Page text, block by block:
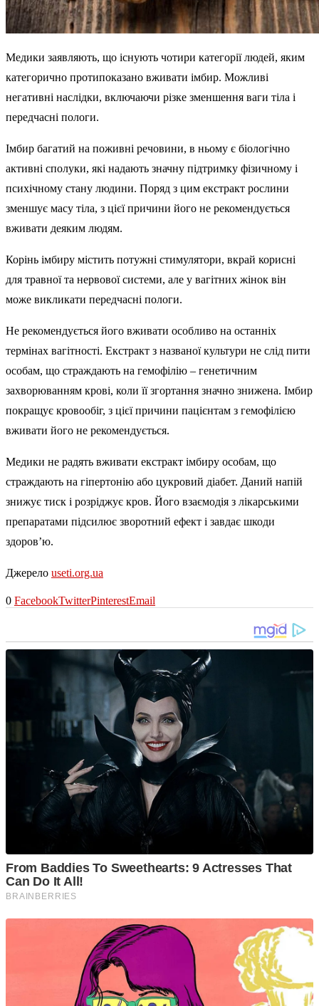
Медики заявляють, що існують чотири категорії людей, яким
категорично протипоказано вживати імбир. Можливі
негативні наслідки, включаючи різке зменшення ваги тіла і
передчасні пологи.
Імбир багатий на поживні речовини, в ньому є біологічно
активні сполуки, які надають значну підтримку фізичному і
психічному стану людини. Поряд з цим екстракт рослини
зменшує масу тіла, з цієї причини його не рекомендується
вживати деяким людям.
Корінь імбиру містить потужні стимулятори, вкрай корисні
для травної та нервової системи, але у вагітних жінок він
може викликати передчасні пологи.
Не рекомендується його вживати особливо на останніх
термінах вагітності. Екстракт з названої культури не слід пити
особам, що страждають на гемофілію – генетичним
захворюванням крові, коли її згортання значно знижена. Імбир
покращує кровообіг, з цієї причини пацієнтам з гемофілією
вживати його не рекомендується.
Медики не радять вживати екстракт імбиру особам, що
страждають на гіпертонію або цукровий діабет. Даний напій
знижує тиск і розріджує кров. Його взаємодія з лікарськими
препаратами підсилює зворотний ефект і завдає шкоди
здоров’ю.
Джерело useti.org.ua
0 FacebookTwitterPinterestEmail